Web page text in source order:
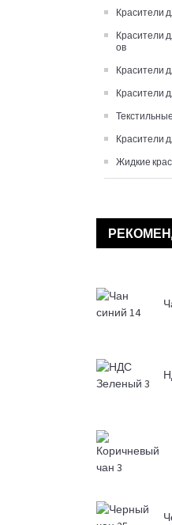
Красители
Красители
ов
Красители
Красители
Красители
Жидкие